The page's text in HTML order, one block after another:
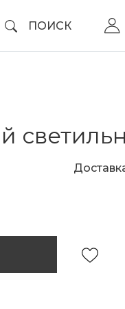
ПОИСК